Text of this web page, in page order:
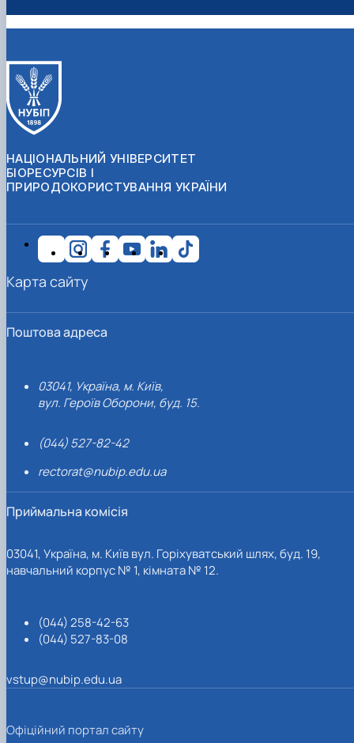
НАЦІОНАЛЬНИЙ УНІВЕРСИТЕТ
БІОРЕСУРСІВ І
ПРИРОДОКОРИСТУВАННЯ УКРАЇНИ
Поштова адреса
03041, Україна, м. Київ,
вул. Героїв Оборони, буд. 15.
(044) 527-82-42
rectorat@nubip.edu.ua
Приймальна комісія
03041, Україна, м. Київ вул. Горіхуватський шлях, буд. 19,
навчальний корпус № 1, кімната № 12.
(044) 258-42-63
(044) 527-83-08
vstup@nubip.edu.ua
Карта сайту
Офіційний портал сайту